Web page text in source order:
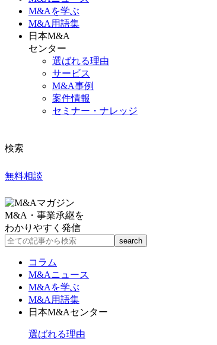
M&Aを学ぶ
M&A 用語集
日本M&A
センター
選ばれる理由
サービス
M&A事例
案件情報
セミナー・ナレッジ
検索
無料相談
M&A・事業承継を
わかりやすく発信
コラム
M&Aニュース
M&Aを学ぶ
M&A用語集
日本M&Aセンター
選ばれる理由